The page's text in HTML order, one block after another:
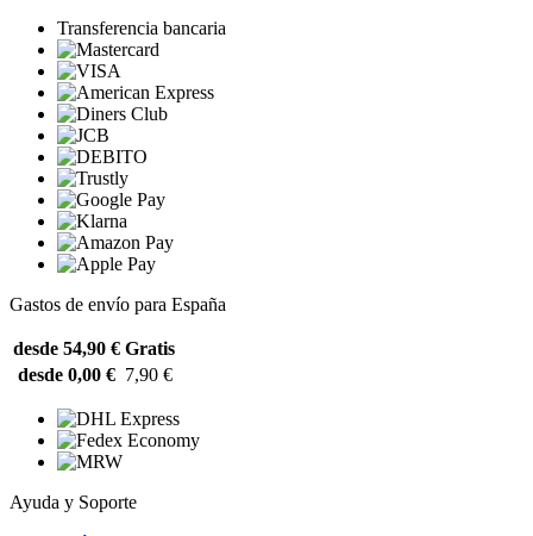
Transferencia bancaria
Gastos de envío para España
desde 54,90 € Gratis
desde 0,00 € 7,90 €
Ayuda y Soporte